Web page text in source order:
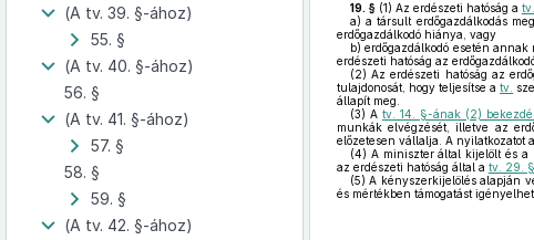
(A tv. 39. §-ához)
55. §
(A tv. 40. §-ához)
56. §
(A tv. 41. §-ához)
57. §
58. §
59. §
(A tv. 42. §-ához)
19. §(1) Az erdészeti hatóság a
a) a társult erdőgazdálkodás
erdőgazdálkodó hiánya, vagy
b) erdőgazdálkodó esetén
erdészeti hatóság az
(2) Az erdészeti hatóság az
tulajdonosát, hogy teljesítse atv.
állapít meg.
(3) A tv. 14. §-ának (2)
munkák elvégzését, illetve az
előzetesen vállalja. A nyilatkozatot
(4) A miniszter által kijelölt és a
az erdészeti hatóság által a tv. 29.
(5) A kényszerkijelölés alapján
és mértékben támogatást igényelhet.